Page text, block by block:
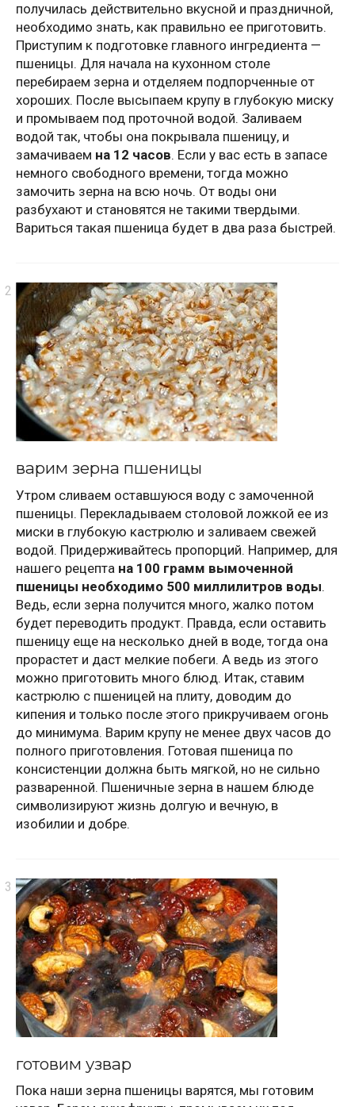
получилась действительно вкусной и праздничной,
необходимо знать, как правильно ее приготовить.
Приступим к подготовке главного ингредиента —
пшеницы. Для начала на кухонном столе
перебираем зерна и отделяем подпорченные от
хороших. После высыпаем крупу в глубокую миску
и промываем под проточной водой. Заливаем
водой так, чтобы она покрывала пшеницу, и
замачиваем на 12 часов. Если у вас есть в запасе
немного свободного времени, тогда можно
замочить зерна на всю ночь. От воды они
разбухают и становятся не такими твердыми.
Вариться такая пшеница будет в два раза быстрей.
варим зерна пшеницы
Утром сливаем оставшуюся воду с замоченной
пшеницы. Перекладываем столовой ложкой ее из
миски в глубокую кастрюлю и заливаем свежей
водой. Придерживайтесь пропорций. Например, для
нашего рецепта на 100 грамм вымоченной
пшеницы необходимо 500 миллилитров воды.
Ведь, если зерна получится много, жалко потом
будет переводить продукт. Правда, если оставить
пшеницу еще на несколько дней в воде, тогда она
прорастет и даст мелкие побеги. А ведь из этого
можно приготовить много блюд. Итак, ставим
кастрюлю с пшеницей на плиту, доводим до
кипения и только после этого прикручиваем огонь
до минимума. Варим крупу не менее двух часов до
полного приготовления. Готовая пшеница по
консистенции должна быть мягкой, но не сильно
разваренной. Пшеничные зерна в нашем блюде
символизируют жизнь долгую и вечную, в
изобилии и добре.
готовим узвар
Пока наши зерна пшеницы варятся, мы готовим